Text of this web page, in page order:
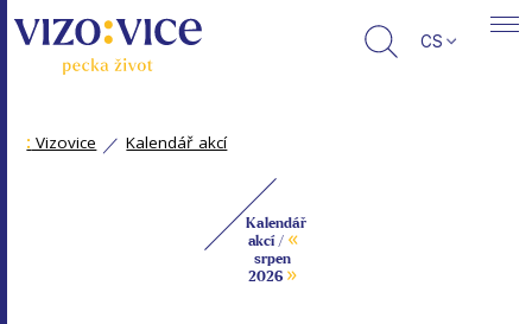
CS
: Vizovice Kalendář akcí
Kalendář
akcí / «
srpen
2026 »